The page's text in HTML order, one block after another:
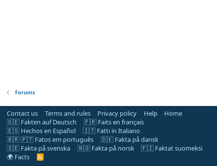
Forums
Contact us Terms and rules Privacy policy Help
Home
🇩🇪 Fakten auf Deutsch
🇫🇷 Faits en français
🇪🇸 Hechos en Español
🇮🇹 Fatti in Italiano
🇧🇷 🇵🇹 Fatos em português
🇩🇰 Fakta på dansk
🇸🇪 Fakta på svenska
🇳🇴 Fakta på norsk
🇫🇮 Faktat suomeksi
🌍 Facts
R